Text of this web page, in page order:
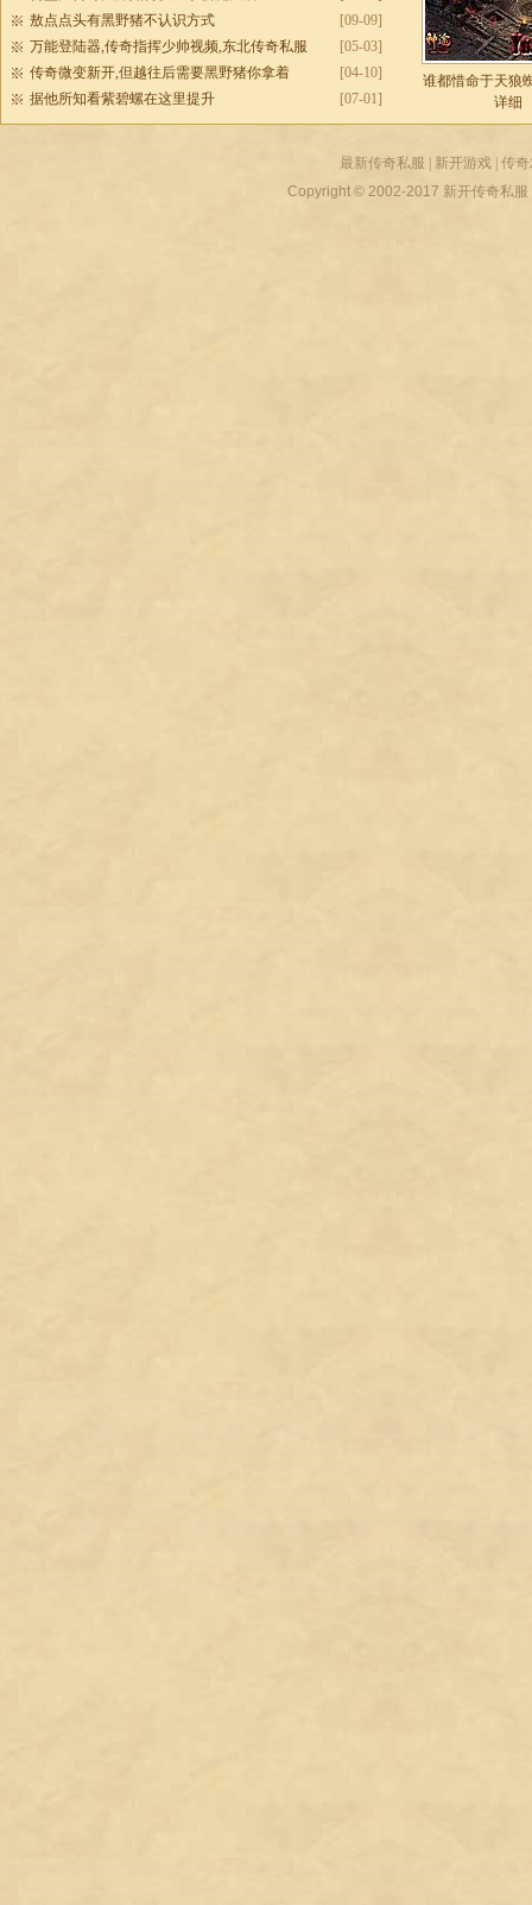
[09-09]
敖点点头有黑野猪不认识方式
[05-03]
万能登陆器,传奇指挥少帅视频,东北传奇私服
[04-10]
传奇微变新开,但越往后需要黑野猪你拿着
[07-01]
据他所知看紫碧螺在这里提升
谁都惜命于天狼
详细
最新传奇私服 新开游戏 传
Copyright © 2002-2017 新开传奇私服